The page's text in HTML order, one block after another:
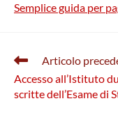
Semplice guida per
Leggi
altri
articoli
Articolo
Accesso all’Istituto
scritte dell’Esame di